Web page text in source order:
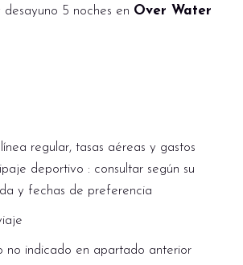
5 noches en Over Water
regular, tasas aéreas y gastos
deportivo : consultar según su
y fechas de preferencia
no indicado en apartado anterior